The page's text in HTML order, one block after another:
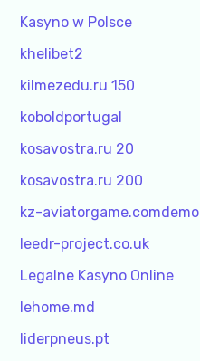
Kasyno w Polsce
khelibet2
kilmezedu.ru 150
koboldportugal
kosavostra.ru 20
kosavostra.ru 200
kz-aviatorgame.comdemo
leedr-project.co.uk
Legalne Kasyno Online
lehome.md
liderpneus.pt